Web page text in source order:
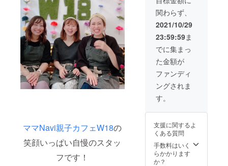
ママNavi親子カフェW18の
笑顔いっぱい自慢のスタッ
フです！
す。
海道出
身のシ
ンガー
ソング
ライ
ター。
現代社
会に生
きる若
者”を
テーマ
楽曲を
将-
SHUNS
UKE-
（シュ
ンス
関わらず、
2021/10/29
23:59:59ま
でに集まっ
た金額が
ファンディ
ングされま
す。
支援に関するよ
くある質問
手数料はいく
らかかります
か？